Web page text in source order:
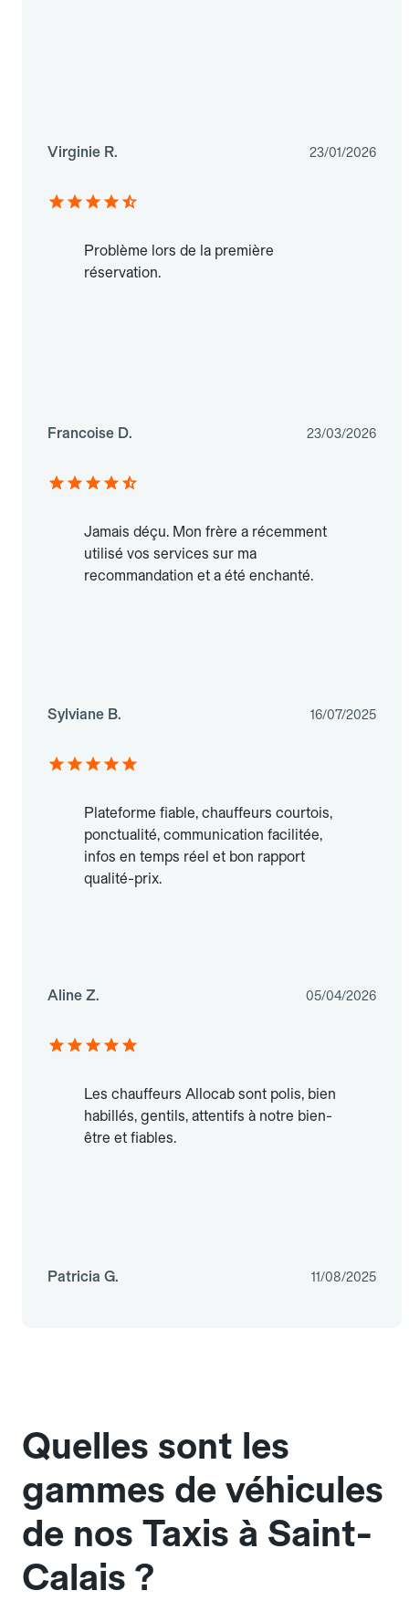
Virginie R. 23/01/2026
Problème lors de la première
réservation.
Francoise D. 23/03/2026
Jamais déçu. Mon frère a récemment
utilisé vos services sur ma
recommandation et a été enchanté.
Sylviane B. 16/07/2025
Plateforme fiable, chauffeurs courtois,
ponctualité, communication facilitée,
infos en temps réel et bon rapport
qualité-prix.
Aline Z. 05/04/2026
Les chauffeurs Allocab sont polis, bien
habillés, gentils, attentifs à notre bien-
être et fiables.
Patricia G. 11/08/2025
Quelles sont les
gammes de véhicules
de nos Taxis à Saint-
Calais ?